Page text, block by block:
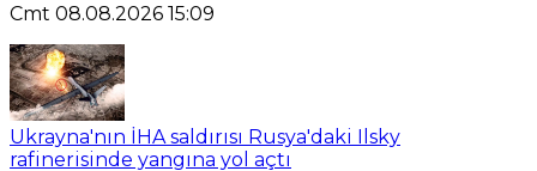
Cmt 08.08.2026 15:09
Ukrayna'nın İHA saldırısı Rusya'daki Ilsky
rafinerisinde yangına yol açtı